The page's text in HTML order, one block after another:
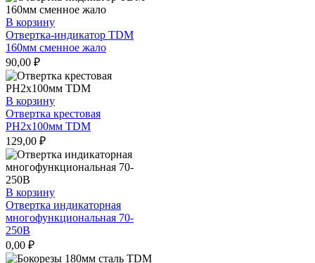
В корзину
Отвертка-индикатор TDM
160мм сменное жало
90,00 ₽
В корзину
Отвертка крестовая
РН2х100мм TDM
129,00 ₽
В корзину
Отвертка индикаторная
многофункциональная 70-
250В
0,00 ₽